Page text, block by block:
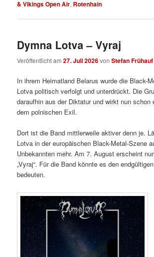
& Vikings Open Air, Rotenhain
Dymna Lotva – Vyraj
Veröffentlicht am27. Juli 2026vonStefan Frühauf
In ihrem Heimatland Belarus wurde die Black-
Lotva politisch verfolgt und unterdrückt. Die
daraufhin aus der Diktatur und wirkt nun schon
dem polnischen Exil.
Dort ist die Band mittlerweile aktiver denn je.
Lotva in der europäischen Black-Metal-Szene
Unbekannten mehr. Am 7. August erscheint
„Vyraj“. Für die Band könnte es den
bedeuten.